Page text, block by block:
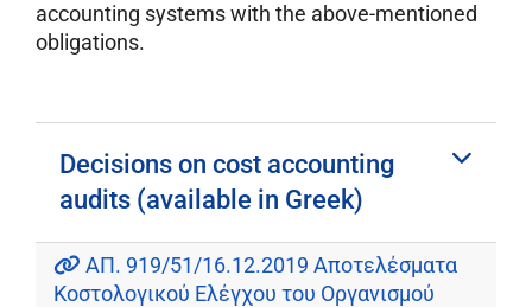
accounting systems with the above-mentioned
obligations.
Decisions on cost accounting
audits (available in Greek)
ΑΠ. 919/51/16.12.2019 Αποτελέσματα
Κοστολογικού Ελέγχου του Οργανισμού